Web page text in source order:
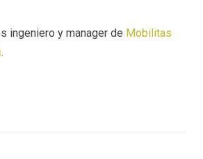
ingeniero y manager de Mobilitas
.